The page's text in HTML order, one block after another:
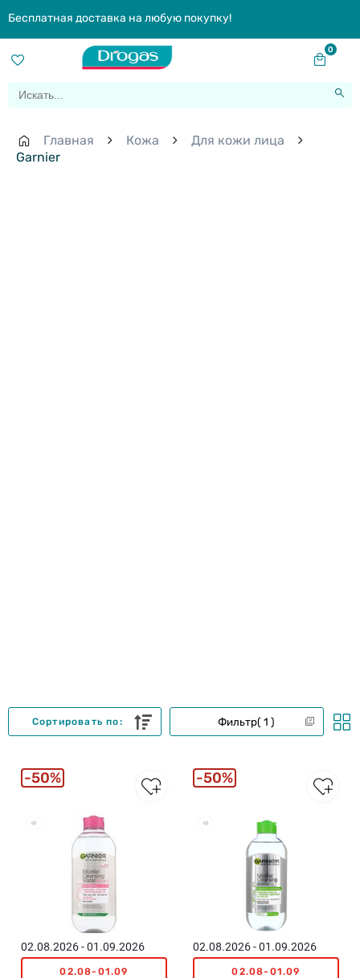
Бесплатная доставка на любую покупку!
0
Главная Кожа
Для кожи лица
Garnier
Фильтр 1
Сортировать по:
02.08.2026 - 01.09.2026
02.08-01.09
50%
02.08.2026 - 01.09.2026
02.08-01.09
50%